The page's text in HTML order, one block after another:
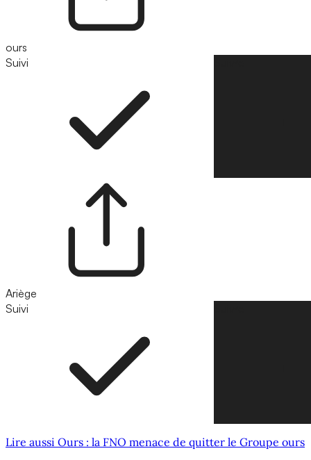
ours
Suivi
Ariège
Suivi
Lire aussi Ours : la FNO menace de quitter le Groupe ours